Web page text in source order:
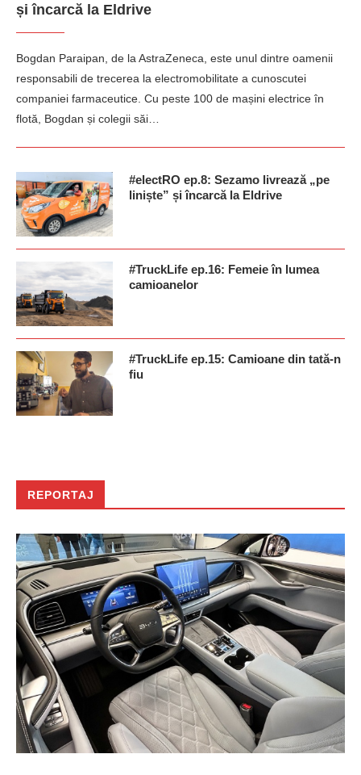
și încarcă la Eldrive
Bogdan Paraipan, de la AstraZeneca, este unul dintre oamenii
responsabili de trecerea la electromobilitate a cunoscutei
companiei farmaceutice. Cu peste 100 de mașini electrice în
flotă, Bogdan și colegii săi…
#electRO ep.8: Sezamo livrează „pe
liniște” și încarcă la Eldrive
#TruckLife ep.16: Femeie în lumea
camioanelor
#TruckLife ep.15: Camioane din tată-n
fiu
REPORTAJ